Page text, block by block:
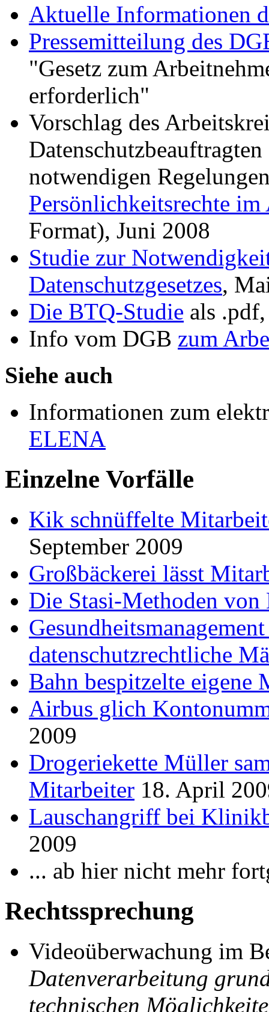
Aktuelle Informationen
Pressemitteilung des
"Gesetz zum
erforderlich"
Vorschlag des
notwendigen
Persönlichkeitsrechte
Format), Juni 2008
Studie zur
Datenschutzgesetzes,
Die BTQ-Studie als
Info vom DGB zum
Siehe auch
Informationen zum
ELENA
Einzelne Vorfälle
Kik schnüffelte
September 2009
Großbäckerei lässt
Die Stasi-Methoden
datenschutzrechtliche
Bahn bespitzelte eigene
Airbus glich
2009
Drogeriekette Müller
Mitarbeiter 18. April
Lauschangriff bei
2009
... ab hier nicht mehr
Rechtssprechung
Videoüberwachung im
Datenverarbeitung
technischen